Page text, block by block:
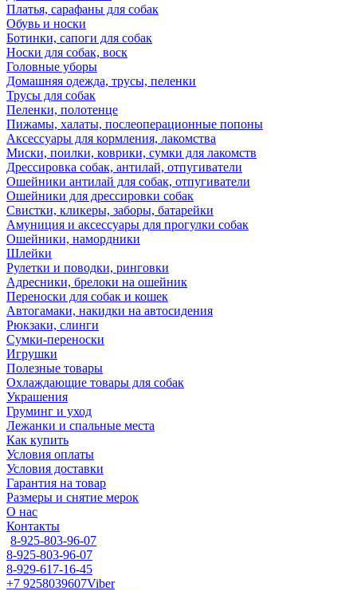
Платья, сарафаны для собак
Обувь и носки
Ботинки, сапоги для собак
Носки для собак, воск
Головные уборы
Домашняя одежда, трусы, пеленки
Трусы для собак
Пеленки, полотенце
Пижамы, халаты, послеоперационные попоны
Аксессуары для кормления, лакомства
Миски, поилки, коврики, сумки для лакомств
Дрессировка собак, антилай, отпугиватели
Ошейники антилай для собак, отпугиватели
Ошейники для дрессировки собак
Свистки, кликеры, заборы, батарейки
Амуниция и аксессуары для прогулки собак
Ошейники, намордники
Шлейки
Рулетки и поводки, ринговки
Адресники, брелоки на ошейник
Переноски для собак и кошек
Автогамаки, накидки на автосидения
Рюкзаки, слинги
Сумки-переноски
Игрушки
Полезные товары
Охлаждающие товары для собак
Украшения
Груминг и уход
Лежанки и спальные места
Как купить
Условия оплаты
Условия доставки
Гарантия на товар
Размеры и снятие мерок
О нас
Контакты
8-925-803-96-07
8-925-803-96-07
8-929-617-16-45
+7 9258039607Viber